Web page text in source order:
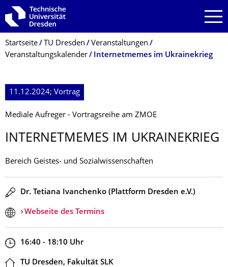
Zur Hauptnavigation springen
Zur Suche springen
Zum Inhalt springen
Breadcrumb-Menü
Startseite TU Dresden
Veranstaltungen
Veranstaltungskalender
Internetmemes im Ukrainekrieg
11.12.2024; Vortrag
Mediale Aufreger - Vortragsreihe am ZMOE
INTERNETMEMES IM UKRAINEKRIEG
Bereich Geistes- und Sozialwissenschaften
Redner
Dr. Tetiana Ivanchenko (Plattform Dresden e.V.)
Webseite des Termins
Zeit
16:40 - 18:10 Uhr
Ort
TU Dresden, Fakultät SLK